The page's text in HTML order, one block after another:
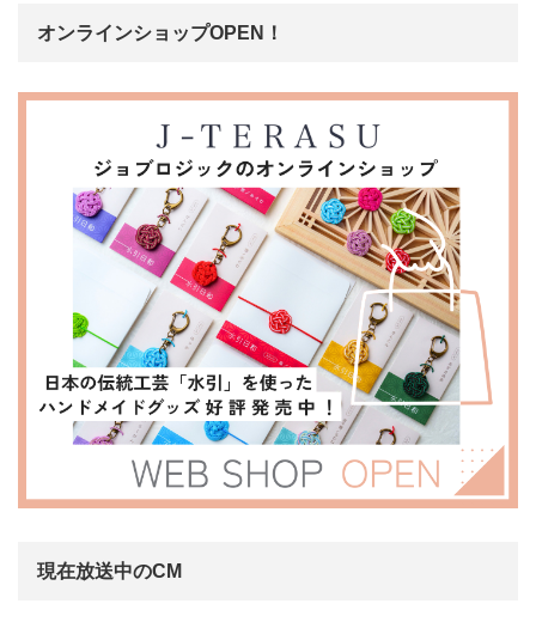
オンラインショップOPEN！
現在放送中のCM